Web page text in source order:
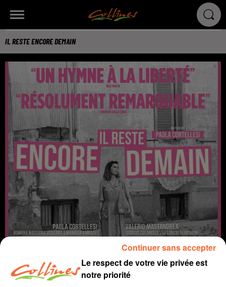
IL RESTE ENCORE DEMAIN
Le respect de votre vie privée est
notre priorité
Continuer sans accepter